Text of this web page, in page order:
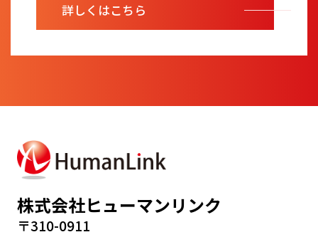
詳しくはこちら
株式会社ヒューマンリンク
〒310-0911